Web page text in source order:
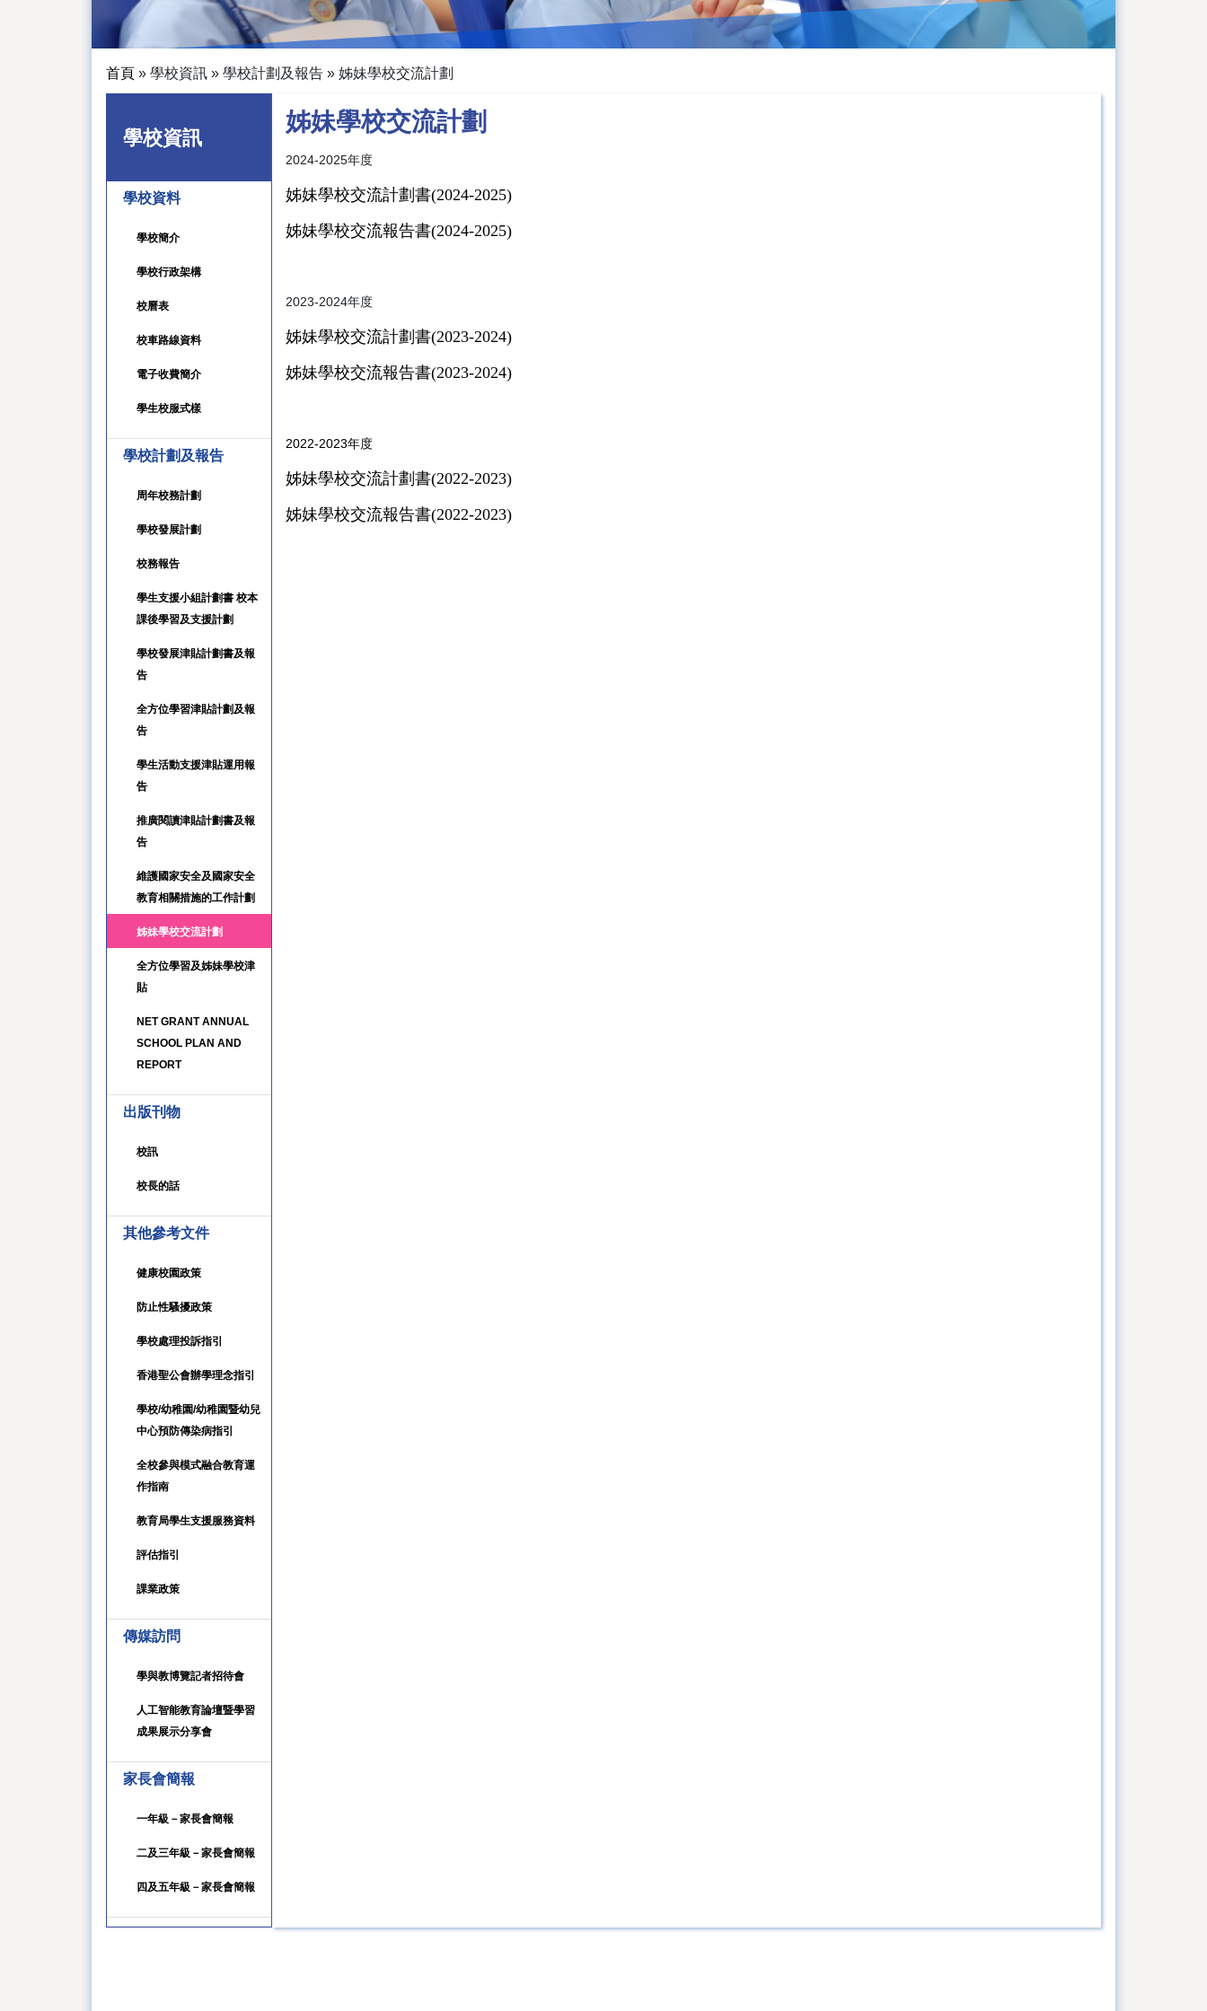
首頁 » 學校資訊 » 學校計劃及報告 » 姊妹學校交流計劃
學校資訊
學校資料
學校簡介
學校行政架構
校曆表
校車路線資料
電子收費簡介
學生校服式樣
學校計劃及報告
周年校務計劃
學校發展計劃
校務報告
學生支援小組計劃書 校本
課後學習及支援計劃
學校發展津貼計劃書及報
告
全方位學習津貼計劃及報
告
學生活動支援津貼運用報
告
推廣閱讀津貼計劃書及報
告
維護國家安全及國家安全
教育相關措施的工作計劃
姊妹學校交流計劃
全方位學習及姊妹學校津
貼
NET GRANT ANNUAL
SCHOOL PLAN AND
REPORT
出版刊物
校訊
校長的話
其他參考文件
健康校園政策
防止性騷擾政策
學校處理投訴指引
香港聖公會辦學理念指引
學校/幼稚園/幼稚園暨幼兒
中心預防傳染病指引
全校參與模式融合教育運
作指南
教育局學生支援服務資料
評估指引
課業政策
傳媒訪問
學與教博覽記者招待會
人工智能教育論壇暨學習
成果展示分享會
家長會簡報
一年級－家長會簡報
二及三年級－家長會簡報
四及五年級－家長會簡報
姊妹學校交流計劃
2024-2025年度
姊妹學校交流計劃書(2024-2025)
姊妹學校交流報告書(2024-2025)
2023-2024年度
姊妹學校交流計劃書(2023-2024)
姊妹學校交流報告書(2023-2024)
2022-2023年度
姊妹學校交流計劃書(2022-2023)
姊妹學校交流報告書(2022-2023)